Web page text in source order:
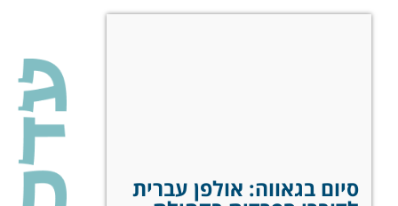
סיום בגאווה: אולפן עברית